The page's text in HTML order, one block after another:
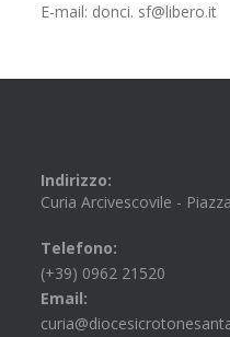
E-mail: donci. sf@libero.it
Indirizzo:
Curia Arcivescovile -
Telefono:
(+39) 0962 21520
Email: